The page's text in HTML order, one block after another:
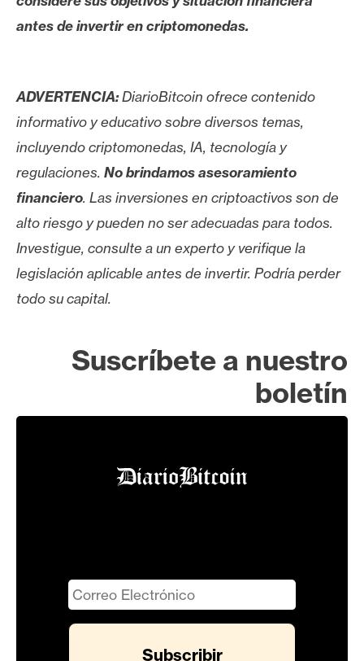
antes de invertir en criptomonedas.
ADVERTENCIA:DiarioBitcoin ofrece contenido
informativo y educativo sobre diversos temas,
incluyendo criptomonedas, IA, tecnología y
regulaciones. No brindamos asesoramiento
financiero. Las inversiones en criptoactivos son de
alto riesgo y pueden no ser adecuadas para todos.
Investigue, consulte a un experto y verifique la
legislación aplicable antes de invertir. Podría perder
todo su capital.
Suscríbete a nuestro
boletín